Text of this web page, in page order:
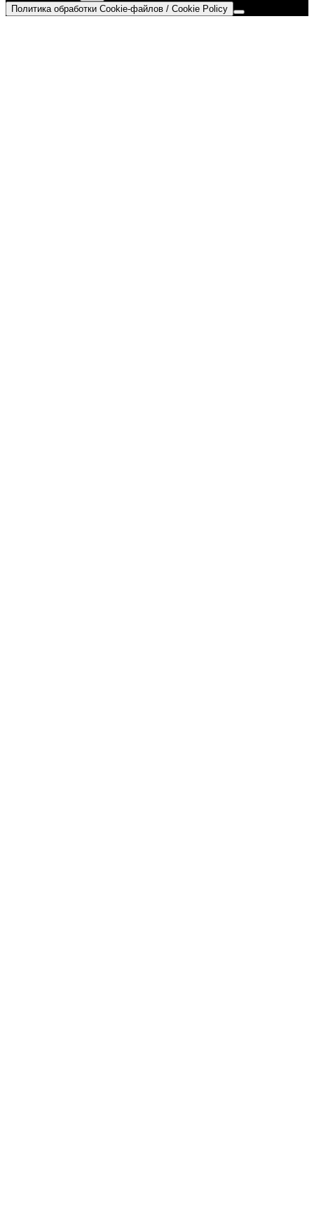
Политика обработки Cookie-файлов / Cookie Policy